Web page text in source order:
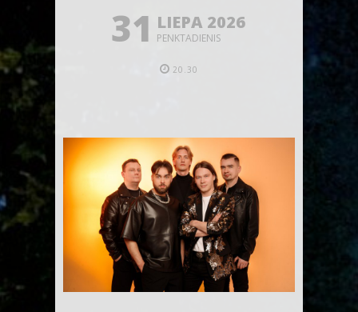
31 LIEPA 2026
PENKTADIENIS
20.30